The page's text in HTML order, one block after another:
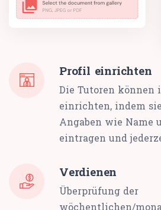
Profil einrichten
Die Tutoren
einrichten, indem
Angaben wie Name
eintragen und
Verdienen
Überprüfung der
wöchentlichen/